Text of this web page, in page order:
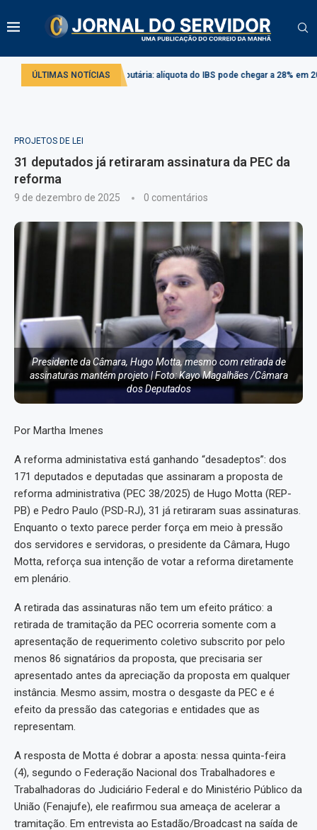
ÚLTIMAS NOTÍCIAS
Reforma tributária: alíquota do IBS pode chegar a 28% em 2033 Projeto
PROJETOS DE LEI
31 deputados já retiraram assinatura da PEC da
reforma
9 de dezembro de 2025 0 comentários
Presidente da Câmara, Hugo Motta, mesmo com retirada de
assinaturas mantém projeto | Foto: Kayo Magalhães /Câmara
dos Deputados
Por Martha Imenes
A reforma administativa está ganhando “desadeptos”: dos
171 deputados e deputadas que assinaram a proposta de
reforma administrativa (PEC 38/2025) de Hugo Motta (REP-
PB) e Pedro Paulo (PSD-RJ), 31 já retiraram suas assinaturas.
Enquanto o texto parece perder força em meio à pressão
dos servidores e servidoras, o presidente da Câmara, Hugo
Motta, reforça sua intenção de votar a reforma diretamente
em plenário.
A retirada das assinaturas não tem um efeito prático: a
retirada de tramitação da PEC ocorreria somente com a
apresentação de requerimento coletivo subscrito por pelo
menos 86 signatários da proposta, que precisaria ser
apresentado antes da apreciação da proposta em qualquer
instância. Mesmo assim, mostra o desgaste da PEC e é
efeito da pressão das categorias e entidades que as
representam.
A resposta de Motta é dobrar a aposta: nessa quinta-feira
(4), segundo o Federação Nacional dos Trabalhadores e
Trabalhadoras do Judiciário Federal e do Ministério Público da
União (Fenajufe), ele reafirmou sua ameaça de acelerar a
tramitação. Em entrevista ao Estadão/Broadcast na saída de